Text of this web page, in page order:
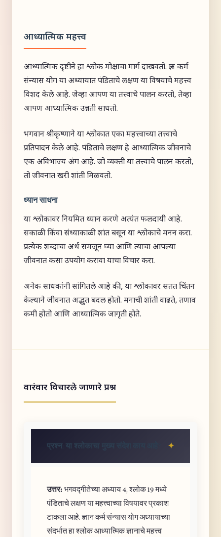
आध्यात्मिक महत्त्व
आध्यात्मिक दृष्टीने हा श्लोक मोक्षाचा मार्ग दाखवतो. ज्ञान कर्म
संन्यास योग या अध्यायात पंडिताचे लक्षण या विषयाचे महत्त्व
विशद केले आहे. जेव्हा आपण या तत्त्वाचे पालन करतो, तेव्हा
आपण आध्यात्मिक उन्नती साधतो.
भगवान श्रीकृष्णाने या श्लोकात एका महत्त्वाच्या तत्त्वाचे
प्रतिपादन केले आहे. पंडिताचे लक्षण हे आध्यात्मिक जीवनाचे
एक अविभाज्य अंग आहे. जो व्यक्ती या तत्त्वाचे पालन करतो,
तो जीवनात खरी शांती मिळवतो.
ध्यान साधना
या श्लोकावर नियमित ध्यान करणे अत्यंत फलदायी आहे.
सकाळी किंवा संध्याकाळी शांत बसून या श्लोकाचे मनन करा.
प्रत्येक शब्दाचा अर्थ समजून घ्या आणि त्याचा आपल्या
जीवनात कसा उपयोग करावा याचा विचार करा.
अनेक साधकांनी सांगितले आहे की, या श्लोकावर सतत चिंतन
केल्याने जीवनात अद्भुत बदल होतो. मनाची शांती वाढते, तणाव
कमी होतो आणि आध्यात्मिक जागृती होते.
वारंवार विचारले जाणारे प्रश्न
प्रश्न: या श्लोकाचा मुख्य संदेश काय आहे?
उत्तर: भगवद्गीतेच्या अध्याय 4, श्लोक 19 मध्ये
पंडिताचे लक्षण या महत्त्वाच्या विषयावर प्रकाश
टाकला आहे. ज्ञान कर्म संन्यास योग अध्यायाच्या
संदर्भात हा श्लोक आध्यात्मिक ज्ञानाचे महत्त्व